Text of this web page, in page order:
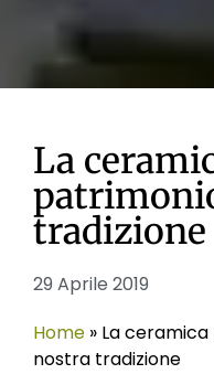
La
tradizione
29 Aprile 2019
Home » La
nostra tradizione